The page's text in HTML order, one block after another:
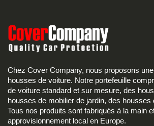
Chez Cover Company, nous proposons
housses de voiture. Notre portefeuille
de voiture standard et sur mesure, des
housses de mobilier de jardin, des housses
Tous nos produits sont fabriqués à la main
approvisionnement local en Europe.